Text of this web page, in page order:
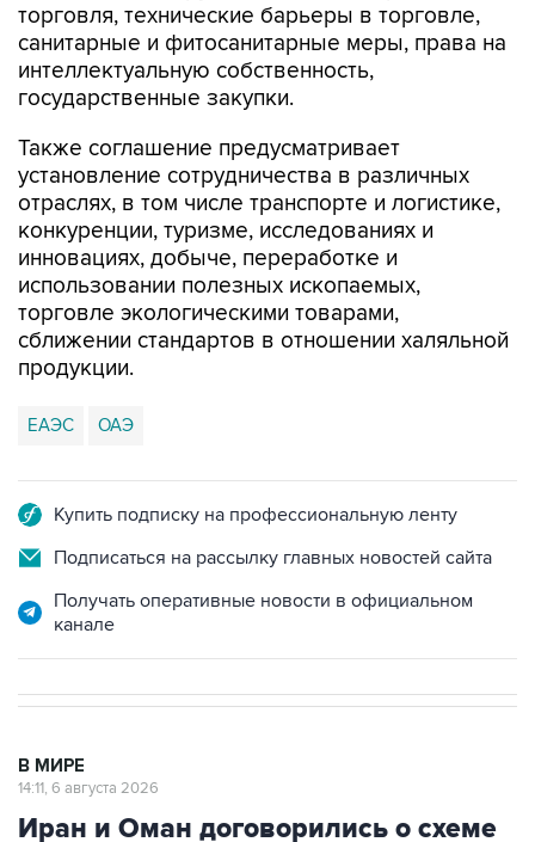
торговля, технические барьеры в торговле,
санитарные и фитосанитарные меры, права на
интеллектуальную собственность,
государственные закупки.
Также соглашение предусматривает
установление сотрудничества в различных
отраслях, в том числе транспорте и логистике,
конкуренции, туризме, исследованиях и
инновациях, добыче, переработке и
использовании полезных ископаемых,
торговле экологическими товарами,
сближении стандартов в отношении халяльной
продукции.
ЕАЭС ОАЭ
Купить подписку на профессиональную ленту
Подписаться на рассылку главных новостей сайта
Получать оперативные новости в официальном
канале
В МИРЕ
14:11, 6 августа 2026
Иран и Оман договорились о схеме